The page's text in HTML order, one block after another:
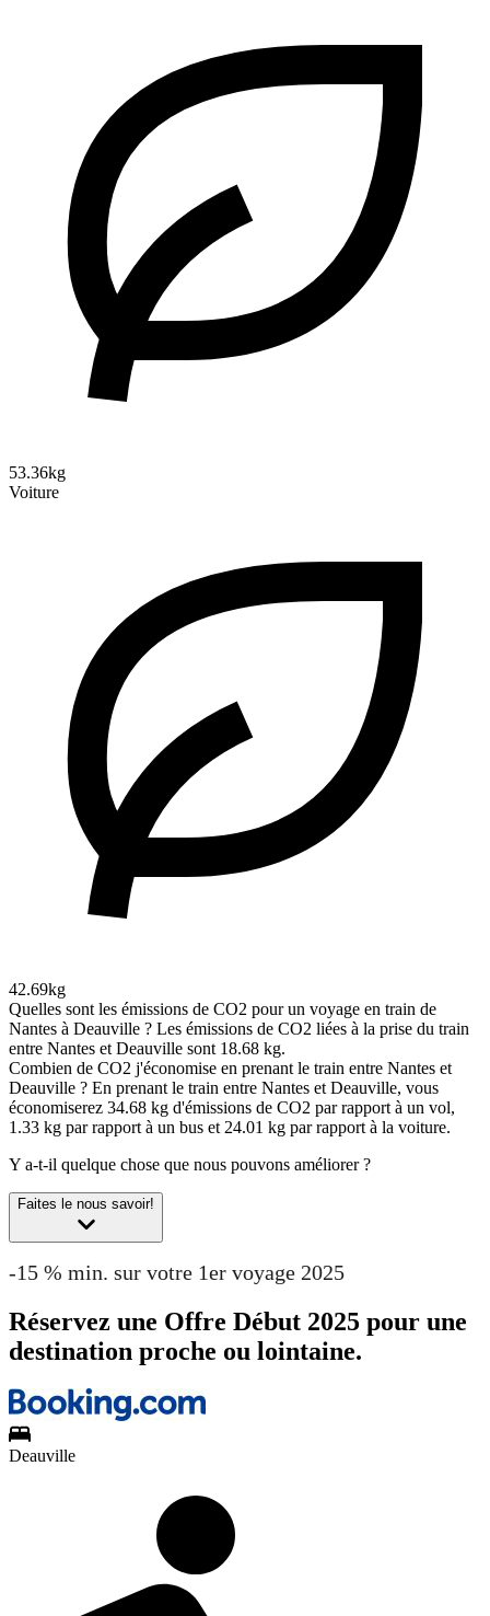
53.36kg
Voiture
42.69kg
Quelles sont les émissions de CO2 pour un voyage en train de
Nantes à Deauville ? Les émissions de CO2 liées à la prise du train
entre Nantes et Deauville sont 18.68 kg.
Combien de CO2 j'économise en prenant le train entre Nantes et
Deauville ? En prenant le train entre Nantes et Deauville, vous
économiserez 34.68 kg d'émissions de CO2 par rapport à un vol,
1.33 kg par rapport à un bus et 24.01 kg par rapport à la voiture.
Y a-t-il quelque chose que nous pouvons améliorer ?
Faites le nous savoir!
-15 % min. sur votre 1er voyage 2025
Réservez une Offre Début 2025 pour une
destination proche ou lointaine.
Deauville